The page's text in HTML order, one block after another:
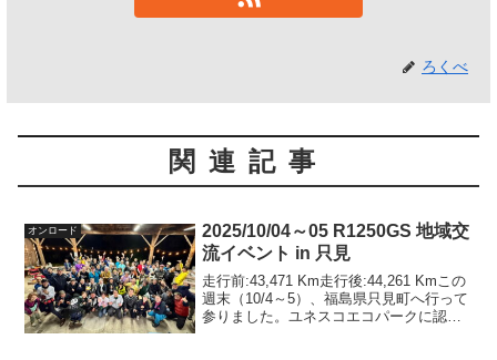
ろくべ
関連記事
オンロード
2025/10/04～05 R1250GS 地域交
流イベント in 只見
走行前:43,471 Km走行後:44,261 Kmこの
週末（10/4～5）、福島県只見町へ行って
参りました。ユネスコエコパークに認定